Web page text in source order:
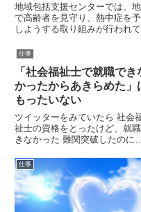
地域包括支援センターでは、
で高齢者を見守り、熱中症を
しようする取り組みが行われて
員が個別訪問し、熱中症に気を
けるように呼びかける活動です
包括による相談支援業務の一
す。主にひとり暮らし高齢者の
お...
仕事
「社会福祉士で就職でき
かったからあきらめた」
もったいない
ツイッターをみていたら 社会
祉士の資格をとったけど、就
きなかった 難関突破したのに意
につけなかったのであきらめ
という記述がありました。こ
て、つぶやいているだけなら
のだけれど、本気で思っている
と...
仕事